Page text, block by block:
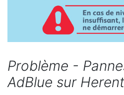
Problème -
AdBlue sur Herent